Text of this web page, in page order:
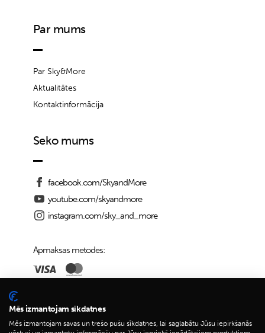
Par mums
Par Sky&More
Aktualitātes
Kontaktinformācija
Seko mums
facebook.com/SkyandMore
youtube.com/skyandmore
instagram.com/sky_and_more
Apmaksas metodes:
Piegādes iespējas:
Mēs izmantojam sīkdatnes
Mēs izmantojam savas un trešo pušu sīkdatnes, lai saglabātu Jūsu iepirkšanās